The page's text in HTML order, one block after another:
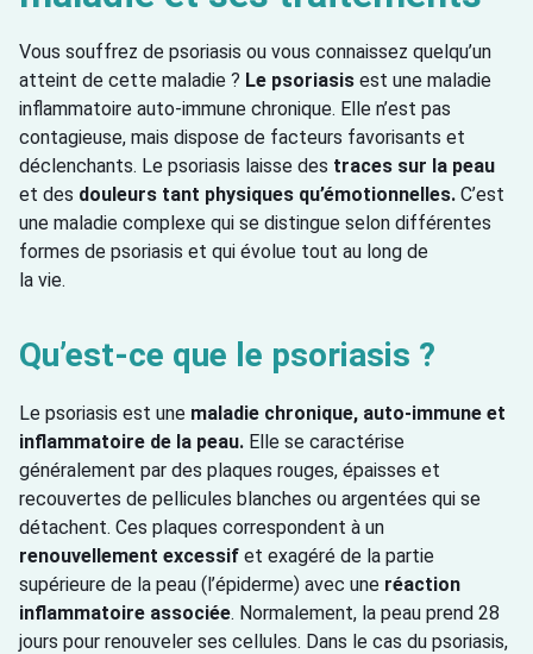
Vous souffrez de psoriasis ou vous connaissez quelqu’un
atteint de cette maladie ? Le psoriasis est une maladie
inflammatoire auto-immune chronique. Elle n’est pas
contagieuse, mais dispose de facteurs favorisants et
déclenchants. Le psoriasis laisse des traces sur la peau
et des douleurs tant physiques qu’émotionnelles. C’est
une maladie complexe qui se distingue selon différentes
formes de psoriasis et qui évolue tout au long de
la vie.
Qu’est-ce que le psoriasis ?
Le psoriasis est une maladie chronique, auto-immune et
inflammatoire de la peau. Elle se caractérise
généralement par des plaques rouges, épaisses et
recouvertes de pellicules blanches ou argentées qui se
détachent. Ces plaques correspondent à un
renouvellement excessif et exagéré de la partie
supérieure de la peau (l’épiderme) avec une réaction
inflammatoire associée. Normalement, la peau prend 28
jours pour renouveler ses cellules. Dans le cas du psoriasis,